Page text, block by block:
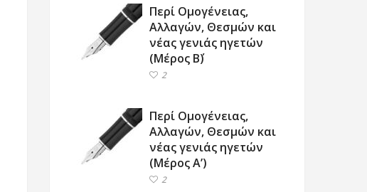
Περί Ομογένειας,
Αλλαγών, Θεσμών και
νέας γενιάς ηγετών
(Μέρος Β΄)
2
Περί Ομογένειας,
Αλλαγών, Θεσμών και
νέας γενιάς ηγετών
(Μέρος Α’)
2